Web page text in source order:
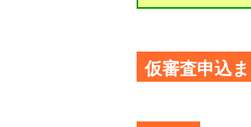
仮審査申込